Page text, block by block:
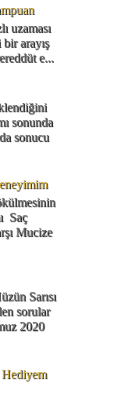
uzaması
arayış
e...
sonunda
sonucu
Saç
Mucize
Sarısı
sorular
2020